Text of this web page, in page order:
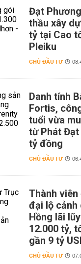
Đạt
thầu xây
tỷ tại Cao
Pleiku
CHỦ ĐẦU TƯ
Danh tính
Fortis,
tuổi vừa
từ Phát Đạt
tỷ đồng
CHỦ ĐẦU TƯ
Thành
đại lộ cảnh
Hồng lãi
12.000 tỷ,
gần 9 tỷ
CHỦ ĐẦU TƯ